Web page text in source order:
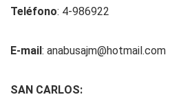
Teléfono: 4-986922
E-mail: anabusajm@hotmail.com
SAN CARLOS: